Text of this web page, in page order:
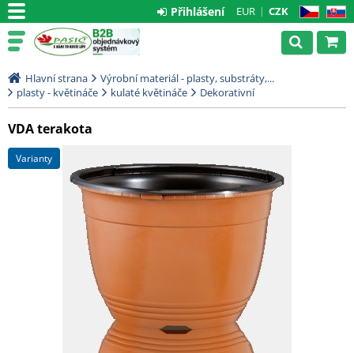
CZ SK
EUR CZK
Přihlášení
Hlavní strana
Výrobní materiál - plasty, substráty,...
plasty - květináče
kulaté květináče Dekorativní
VDA terakota
varianty